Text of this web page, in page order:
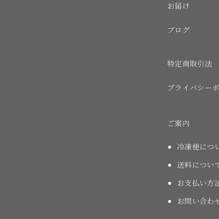
お届け
ブログ
特定商取引法
プライバシー
ご案内
冷凍便につ
送料につい
お支払い方
お問い合わ